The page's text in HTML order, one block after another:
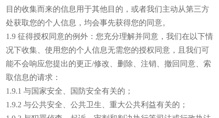
目的收集而来的信息用于其他目的，或者我们主动从第三方
处获取您的个人信息，均会事先获得您的同意。
1.9 征得授权同意的例外：您充分理解并同意，我们在以下情
况下收集、使用您的个人信息无需您的授权同意，且我们可
能不会响应您提出的更正/修改、删除、注销、撤回同意、索
取信息的请求：
1.9.1 与国家安全、国防安全有关的；
1.9.2 与公共安全、公共卫生、重大公共利益有关的；